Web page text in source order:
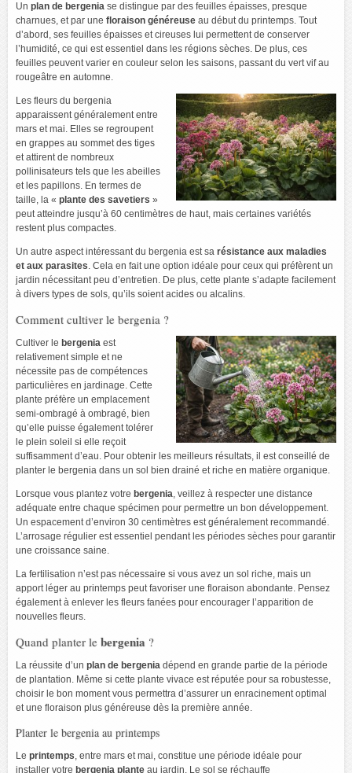
Un plan de bergenia se distingue par des feuilles épaisses, presque
charnues, et par une floraison généreuse au début du printemps. Tout
d’abord, ses feuilles épaisses et cireuses lui permettent de conserver
l’humidité, ce qui est essentiel dans les régions sèches. De plus, ces
feuilles peuvent varier en couleur selon les saisons, passant du vert vif au
rougeâtre en automne.
Les fleurs du bergenia
apparaissent généralement entre
mars et mai. Elles se regroupent
en grappes au sommet des tiges
et attirent de nombreux
pollinisateurs tels que les abeilles
et les papillons. En termes de
taille, la « plante des savetiers »
peut atteindre jusqu’à 60 centimètres de haut, mais certaines variétés
restent plus compactes.
Un autre aspect intéressant du bergenia est sa résistance aux maladies
et aux parasites. Cela en fait une option idéale pour ceux qui préfèrent un
jardin nécessitant peu d’entretien. De plus, cette plante s’adapte facilement
à divers types de sols, qu’ils soient acides ou alcalins.
Comment cultiver le bergenia ?
Cultiver le bergenia est
relativement simple et ne
nécessite pas de compétences
particulières en jardinage. Cette
plante préfère un emplacement
semi-ombragé à ombragé, bien
qu’elle puisse également tolérer
le plein soleil si elle reçoit
suffisamment d’eau. Pour obtenir les meilleurs résultats, il est conseillé de
planter le bergenia dans un sol bien drainé et riche en matière organique.
Lorsque vous plantez votre bergenia, veillez à respecter une distance
adéquate entre chaque spécimen pour permettre un bon développement.
Un espacement d’environ 30 centimètres est généralement recommandé.
L’arrosage régulier est essentiel pendant les périodes sèches pour garantir
une croissance saine.
La fertilisation n’est pas nécessaire si vous avez un sol riche, mais un
apport léger au printemps peut favoriser une floraison abondante. Pensez
également à enlever les fleurs fanées pour encourager l’apparition de
nouvelles fleurs.
Quand planter le bergenia ?
La réussite d’un plan de bergenia dépend en grande partie de la période
de plantation. Même si cette plante vivace est réputée pour sa robustesse,
choisir le bon moment vous permettra d’assurer un enracinement optimal
et une floraison plus généreuse dès la première année.
Planter le bergenia au printemps
Le printemps, entre mars et mai, constitue une période idéale pour
installer votre bergenia plante au jardin. Le sol se réchauffe